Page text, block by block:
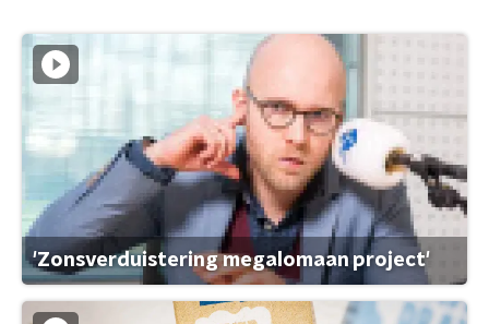
'Zonsverduistering megalomaan project'